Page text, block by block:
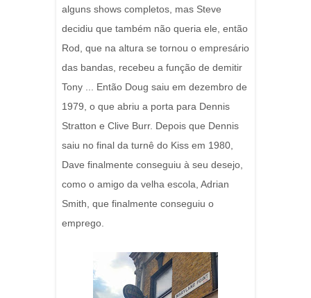
alguns shows completos, mas Steve
decidiu que também não queria ele, então
Rod, que na altura se tornou o empresário
das bandas, recebeu a função de demitir
Tony ... Então Doug saiu em dezembro de
1979, o que abriu a porta para Dennis
Stratton e Clive Burr. Depois que Dennis
saiu no final da turnê do Kiss em 1980,
Dave finalmente conseguiu à seu desejo,
como o amigo da velha escola, Adrian
Smith, que finalmente conseguiu o
emprego.